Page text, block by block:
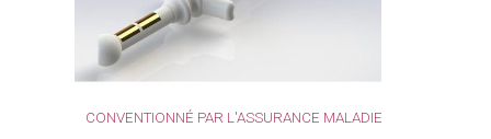
CONVENTIONNÉ PAR L'ASSURANCE MALADIE